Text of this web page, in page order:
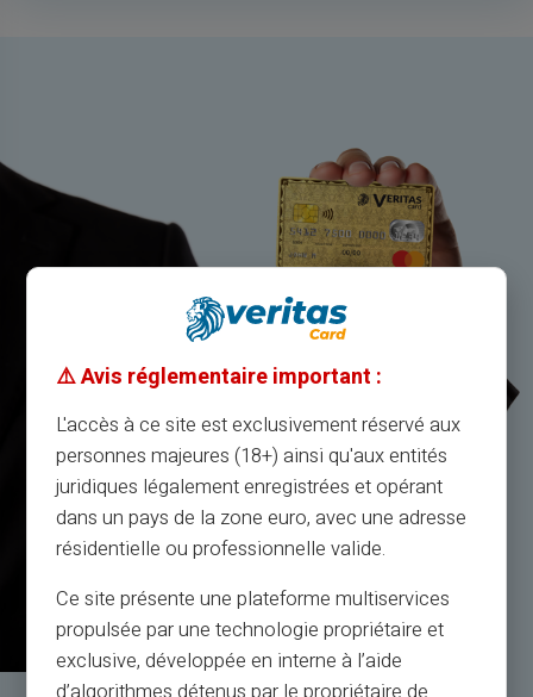
⚠️ Avis réglementaire important :
L'accès à ce site est exclusivement réservé aux
personnes majeures (18+) ainsi qu'aux entités
juridiques légalement enregistrées et opérant
dans un pays de la zone euro, avec une adresse
résidentielle ou professionnelle valide.
Ce site présente une plateforme multiservices
propulsée par une technologie propriétaire et
exclusive, développée en interne à l’aide